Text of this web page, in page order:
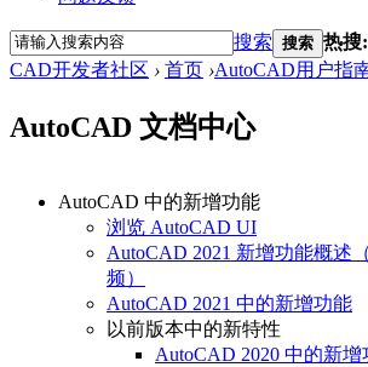
搜索 搜索 热搜:
CAD开发者社区 › 首页 ›AutoCAD用户指
AutoCAD 文档中心
AutoCAD 中的新增功能
浏览 AutoCAD UI
AutoCAD 2021 新增功能概述
频）
AutoCAD 2021 中的新增功能
以前版本中的新特性
AutoCAD 2020 中的新增